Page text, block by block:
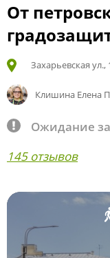
От
Захарьевская
Клишина Елена
Ожидание
145 отзывов